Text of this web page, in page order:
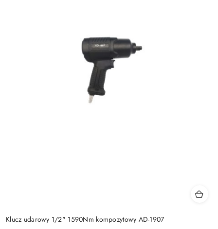
Klucz udarowy 1/2" 1590Nm kompozytowy AD-1907